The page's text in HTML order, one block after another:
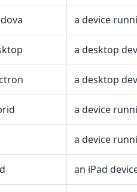
a device
a desktop
a desktop
a device
a device
an iPad